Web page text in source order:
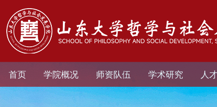
首页 学院概况 师资队伍 学术研究 人